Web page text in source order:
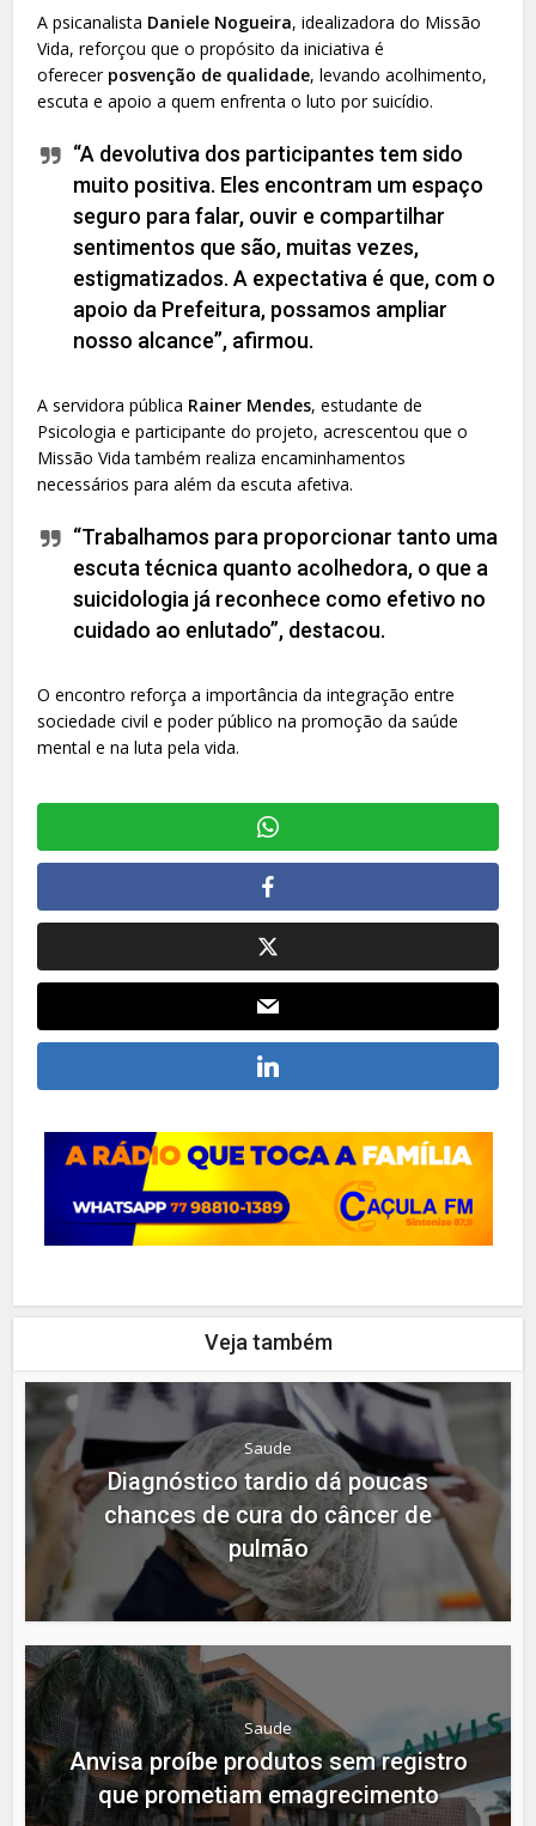
A psicanalista Daniele Nogueira, idealizadora do Missão
Vida, reforçou que o propósito da iniciativa é
oferecer posvenção de qualidade, levando acolhimento,
escuta e apoio a quem enfrenta o luto por suicídio.
“A devolutiva dos participantes tem sido
muito positiva. Eles encontram um espaço
seguro para falar, ouvir e compartilhar
sentimentos que são, muitas vezes,
estigmatizados. A expectativa é que, com o
apoio da Prefeitura, possamos ampliar
nosso alcance”, afirmou.
A servidora pública Rainer Mendes, estudante de
Psicologia e participante do projeto, acrescentou que o
Missão Vida também realiza encaminhamentos
necessários para além da escuta afetiva.
“Trabalhamos para proporcionar tanto uma
escuta técnica quanto acolhedora, o que a
suicidologia já reconhece como efetivo no
cuidado ao enlutado”, destacou.
O encontro reforça a importância da integração entre
sociedade civil e poder público na promoção da saúde
mental e na luta pela vida.
Veja também
Saude
Diagnóstico tardio dá poucas
chances de cura do câncer de
pulmão
Saude
Anvisa proíbe produtos sem registro
que prometiam emagrecimento